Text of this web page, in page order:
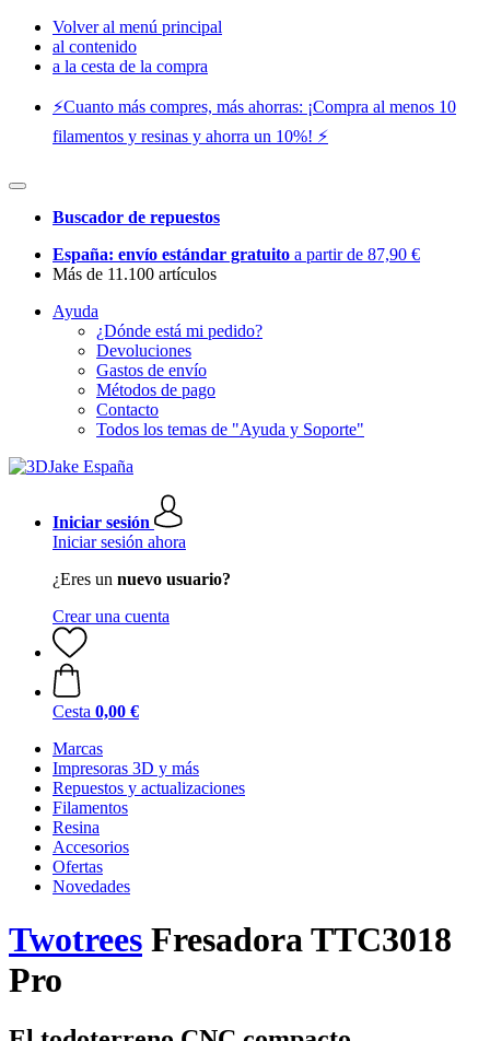
Volver al menú principal
al contenido
a la cesta de la compra
⚡️Cuanto más compres, más ahorras: ¡Compra al menos 10
filamentos y resinas y ahorra un 10%! ⚡️
Buscador de repuestos
España: envío estándar gratuito a partir de 87,90 €
Más de 11.100 artículos
Ayuda
¿Dónde está mi pedido?
Devoluciones
Gastos de envío
Métodos de pago
Contacto
Todos los temas de "Ayuda y Soporte"
Iniciar sesión
Iniciar sesión ahora
¿Eres un nuevo usuario?
Crear una cuenta
Cesta 0,00 €
Marcas
Impresoras 3D y más
Repuestos y actualizaciones
Filamentos
Resina
Accesorios
Ofertas
Novedades
Twotrees Fresadora TTC3018
Pro